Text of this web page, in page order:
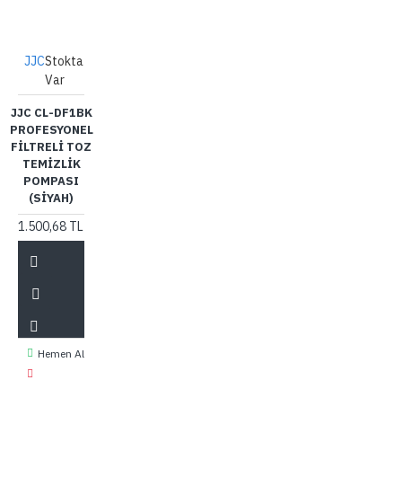
JJCStokta
Var
JJC CL-DF1BK
PROFESYONEL
FILTRELI TOZ
TEMIZLIK
POMPASI
(SIYAH)
1.500,68 TL
Hemen Al